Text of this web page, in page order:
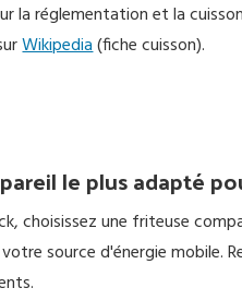
la réglementation et la
Wikipedia(fiche cuisson).
le plus adapté
choisissez une friteuse
source d'énergie mobile.